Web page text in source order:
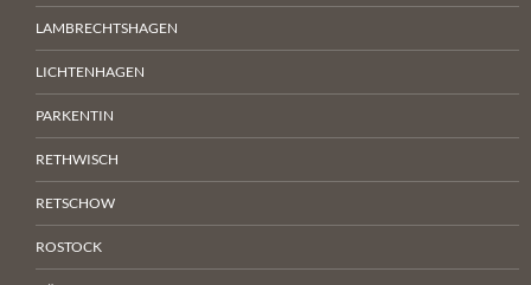
LAMBRECHTSHAGEN
LICHTENHAGEN
PARKENTIN
RETHWISCH
RETSCHOW
ROSTOCK